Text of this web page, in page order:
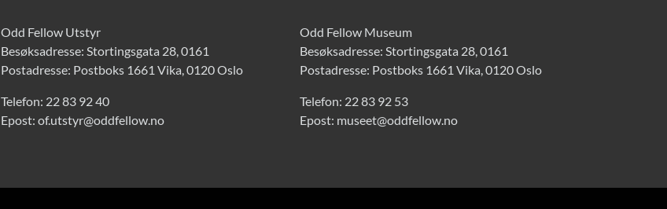
Odd Fellow Utstyr
Besøksadresse: Stortingsgata 28, 0161
Postadresse: Postboks 1661 Vika, 0120 Oslo
Telefon: 22 83 92 40
Epost: of.utstyr@oddfellow.no
Odd Fellow Museum
Besøksadresse: Stortingsgata 28, 0161
Postadresse: Postboks 1661 Vika, 0120 Oslo
Telefon: 22 83 92 53
Epost: museet@oddfellow.no